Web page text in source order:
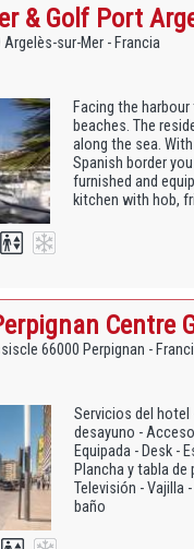
& Golf Port
Argelès-sur-Mer - Francia
Facing the
beaches. The
along the sea.
Spanish border
furnished and
kitchen with hob,
Centre
66000 Perpignan -
Servicios del hotel
desayuno -
Equipada - Desk -
Plancha y tabla
Televisión - Vajilla
baño